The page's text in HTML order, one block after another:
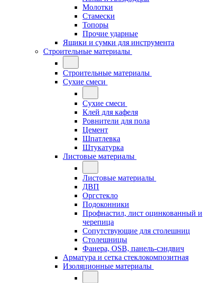
Молотки
Стамески
Топоры
Прочие ударные
Ящики и сумки для инструмента
Строительные материалы
Строительные материалы
Сухие смеси
Сухие смеси
Клей для кафеля
Ровнители для пола
Цемент
Шпатлевка
Штукатурка
Листовые материалы
Листовые материалы
ДВП
Оргстекло
Подоконники
Профнастил, лист оцинкованный и
черепица
Сопутствующие для столешниц
Столешницы
Фанера, OSB, панель-сэндвич
Арматура и сетка стеклокомпозитная
Изоляционные материалы